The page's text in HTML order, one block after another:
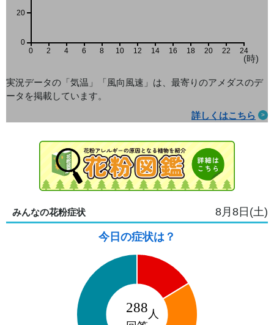
0 2 4 6 8 10 12 14 16 18 20 22 24
(時)
0
20
実況データの「気温」「風向風速」は、最寄りのアメダスのデ
ータを掲載しています。
詳しくはこちら
みんなの花粉症状 8月8日(土)
今日の症状は？